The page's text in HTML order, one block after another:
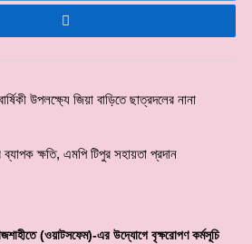
উপলক্ষ্যে জিয়া বাড়িতে ছাত্রদলের নানা
ব্যাপক ক্ষতি, এমপি টিপুর সহায়তা প্রদান
(ওয়াটসফেম)-এর উদ্যোগে বৃক্ষরোপণ কর্মসূচি